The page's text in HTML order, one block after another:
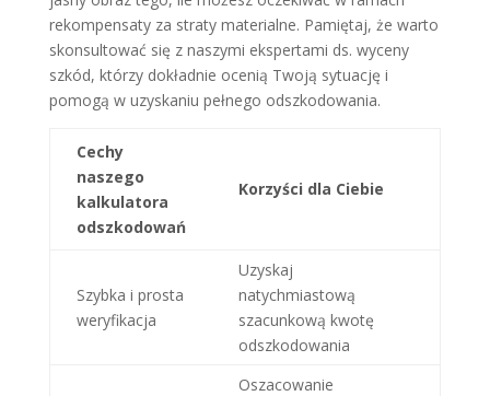
rekompensaty za straty materialne. Pamiętaj, że warto
skonsultować się z naszymi ekspertami ds. wyceny
szkód, którzy dokładnie ocenią Twoją sytuację i
pomogą w uzyskaniu pełnego odszkodowania.
Cechy
naszego
kalkulatora
odszkodowań
Korzyści dla Ciebie
Szybka i prosta
weryfikacja
Uzyskaj
natychmiastową
szacunkową kwotę
odszkodowania
Oszacowanie